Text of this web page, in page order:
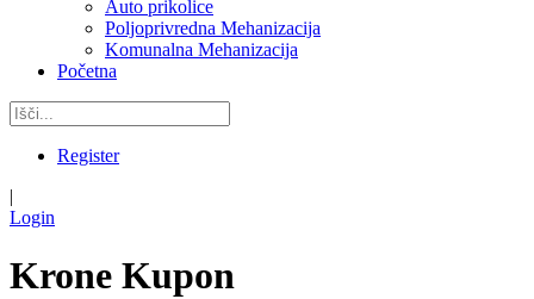
Auto prikolice
Poljoprivredna Mehanizacija
Komunalna Mehanizacija
Početna
Register
|
Login
Krone Kupon